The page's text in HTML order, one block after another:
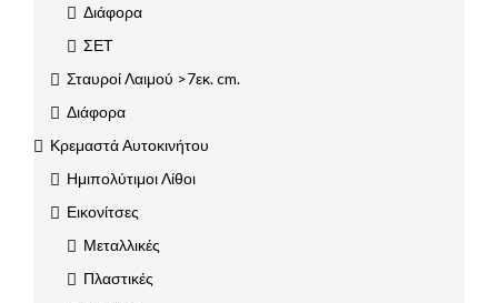
Διάφορα
ΣΕΤ
Σταυροί Λαιμού >7εκ. cm.
Διάφορα
Κρεμαστά Αυτοκινήτου
Ημιπολύτιμοι Λίθοι
Εικονίτσες
Μεταλλικές
Πλαστικές